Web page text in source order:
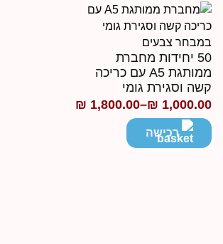
50 יחידות מחברת
ממותגת A5 עם כריכה
וסגירת גומי
₪
–
₪1,800.00
רכישה